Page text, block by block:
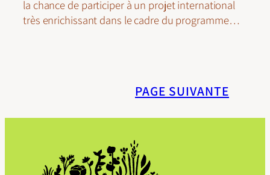
la chance de participer à un projet international
très enrichissant dans le cadre du programme…
PAGE SUIVANTE